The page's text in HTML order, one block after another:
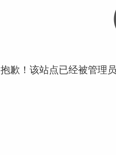
抱歉！该站点已经被管理